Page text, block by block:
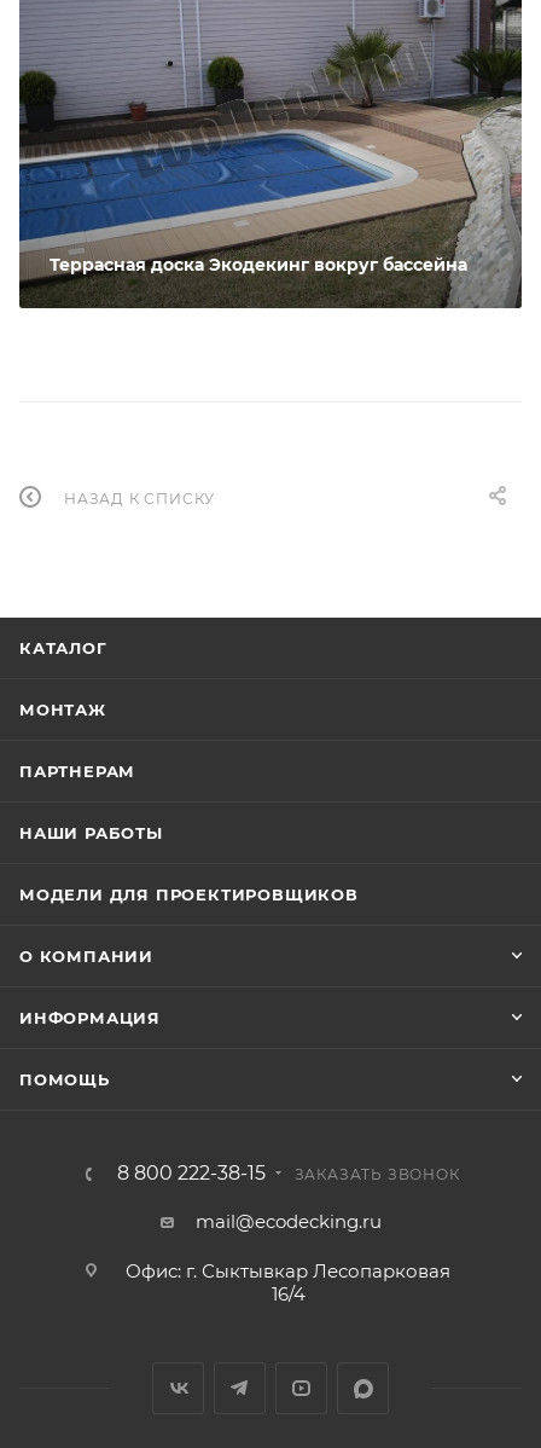
Террасная доска Экодекинг вокруг бассейна
НАЗАД К СПИСКУ
КАТАЛОГ
МОНТАЖ
ПАРТНЕРАМ
НАШИ РАБОТЫ
МОДЕЛИ ДЛЯ ПРОЕКТИРОВЩИКОВ
О КОМПАНИИ
ИНФОРМАЦИЯ
ПОМОЩЬ
8 800 222-38-15 ЗАКАЗАТЬ ЗВОНОК
mail@ecodecking.ru
Офис: г. Сыктывкар Лесопарковая
16/4